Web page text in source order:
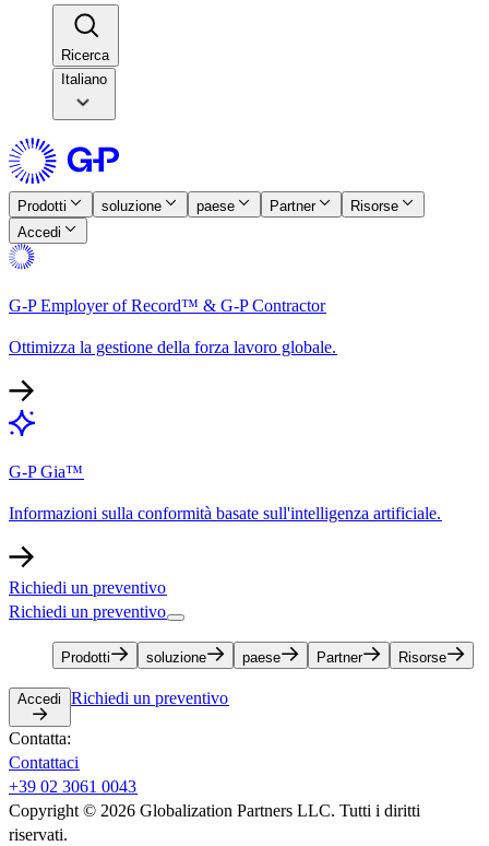
Ricerca​​
Italiano
Prodotti​​ soluzione​​ paese​​ Partner​​
Risorse​​
Accedi​​
G-P Employer of Record™ & G-P Contractor​​
Ottimizza la gestione della forza lavoro globale.​​
G-P Gia™​​
Informazioni sulla conformità basate sull'intelligenza artificiale.​​
Richiedi un preventivo​​
Richiedi un preventivo​​
Prodotti​​ soluzione​​ paese​​ Partner​​ Risorse​​
Accedi​​ Richiedi un preventivo​​
Contatta:​​
Contattaci​​
+39 02 3061 0043​​
Copyright © 2026 Globalization Partners LLC. Tutti i diritti
riservati.​​